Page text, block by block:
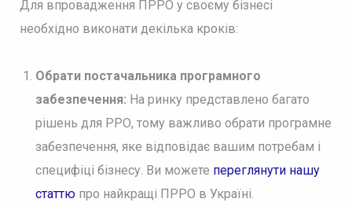
Для впровадження ПРРО у своєму бізнесі
необхідно виконати декілька кроків:
Обрати постачальника програмного
забезпечення: На ринку представлено багато
рішень для РРО, тому важливо обрати програмне
забезпечення, яке відповідає вашим потребам і
специфіці бізнесу. Ви можете переглянути нашу
статтюпро найкращі ПРРО в Україні.